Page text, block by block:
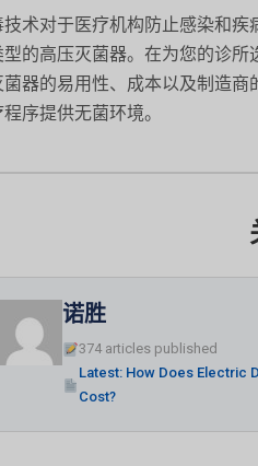
术对于医疗机构防止感染和
的高压灭菌器。在为您的诊
器的易用性、成本以及制造
序提供无菌环境。
诺胜
374 articles published
Latest: How Does Electric
Cost?